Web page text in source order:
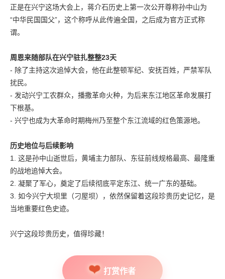
正是在兴宁这场大会上，蒋介石历史上第一次公开尊称孙中山为
“中华民国国父”，这个称呼从此传遍全国，之后成为官方正式称
谓。
周恩来随部队在兴宁驻扎整整23天
- 除了主持这次追悼大会，他在此整顿军纪、安抚百姓，严禁军队
扰民。
- 发动兴宁工农群众，播撒革命火种，为后来东江地区革命发展打
下根基。
- 兴宁也成为大革命时期梅州乃至整个东江流域的红色策源地。
历史地位与后续影响
1. 这是孙中山逝世后，黄埔主力部队、东征前线规格最高、最隆重
的战地追悼大会。
2. 凝聚了军心，奠定了后续彻底平定东江、统一广东的基础。
3. 如今兴宁大坝里（刁屋坝），依然保留着这段珍贵历史记忆，是
当地重要红色史迹。
兴宁这段珍贵历史，值得珍藏！
打赏作者